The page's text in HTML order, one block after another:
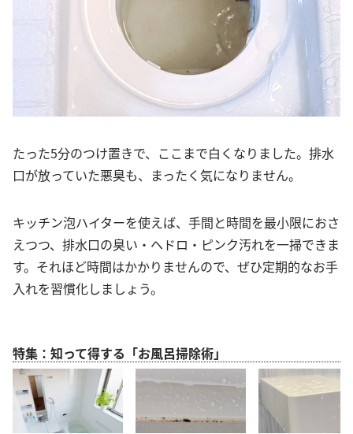
たった5分のつけ置きで、ここまで白くなりました。排水
口が放っていた悪臭も、まったく気になりません。
キッチン泡ハイターを使えば、手間と時間を最小限におさ
えつつ、排水口の臭い・ヘドロ・ピンク汚れを一掃できま
す。それほど時間はかかりませんので、ぜひ定期的なお手
入れを習慣化しましょう。
特集：知って得する「お風呂掃除術」